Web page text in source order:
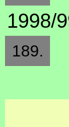
1998/
189.